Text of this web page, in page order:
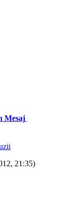
Mesaj
21:35)